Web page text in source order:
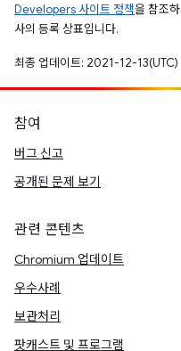
Developers 사이트 정책을 참조
사의 등록 상표입니다.
최종 업데이트: 2021-12-13(UTC)
참여
버그 신고
공개된 문제 보기
관련 콘텐츠
Chromium 업데이트
우수사례
보관처리
팟캐스트 및 프로그램